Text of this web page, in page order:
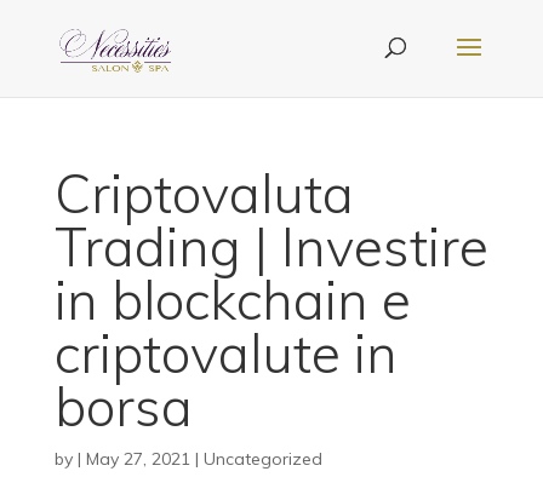
Criptovaluta
Trading | Investire
in blockchain e
criptovalute in
borsa
by | May 27, 2021| Uncategorized